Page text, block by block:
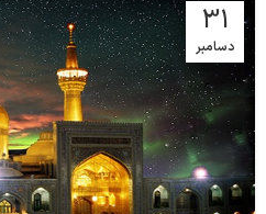
31
دسامبر